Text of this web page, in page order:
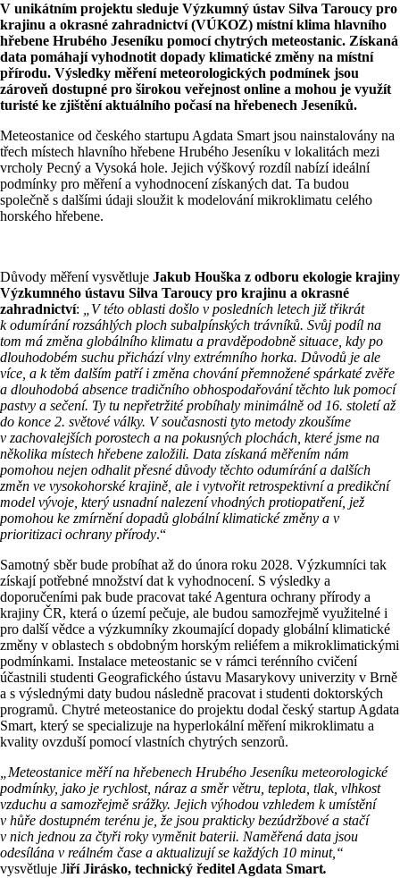
V unikátním projektu sleduje Výzkumný ústav Silva Taroucy pro
krajinu a okrasné zahradnictví (VÚKOZ) místní klima hlavního
hřebene Hrubého Jeseníku pomocí chytrých meteostanic. Získaná
data pomáhají vyhodnotit dopady klimatické změny na místní
přírodu. Výsledky měření meteorologických podmínek jsou
zároveň dostupné pro širokou veřejnost online a mohou je využít
turisté ke zjištění aktuálního počasí na hřebenech Jeseníků.
Meteostanice od českého startupu Agdata Smart jsou nainstalovány na
třech místech hlavního hřebene Hrubého Jeseníku v lokalitách mezi
vrcholy Pecný a Vysoká hole. Jejich výškový rozdíl nabízí ideální
podmínky pro měření a vyhodnocení získaných dat. Ta budou
společně s dalšími údaji sloužit k modelování mikroklimatu celého
horského hřebene.
Důvody měření vysvětluje Jakub Houška z odboru ekologie krajiny
Výzkumného ústavu Silva Taroucy pro krajinu a okrasné
zahradnictví:
„V této oblasti došlo v posledních letech již třikrát
k odumírání rozsáhlých ploch subalpínských trávníků. Svůj podíl na
tom má změna globálního klimatu a pravděpodobně situace, kdy po
dlouhodobém suchu přichází vlny extrémního horka. Důvodů je ale
více, a k těm dalším patří i změna chování přemnožené spárkaté zvěře
a dlouhodobá absence tradičního obhospodařování těchto luk pomocí
pastvy a sečení. Ty tu nepřetržité probíhaly minimálně od 16. století až
do konce 2. světové války. V současnosti tyto metody zkoušíme
v zachovalejších porostech a na pokusných plochách, které jsme na
několika místech hřebene založili. Data získaná měřením nám
pomohou nejen odhalit přesné důvody těchto odumírání a dalších
změn ve vysokohorské krajině, ale i vytvořit retrospektivní a predikční
model vývoje, který usnadní nalezení vhodných protiopatření, jež
pomohou ke zmírnění dopadů globální klimatické změny a v
prioritizaci ochrany přírody.“
Samotný sběr bude probíhat až do února roku 2028. Výzkumníci tak
získají potřebné množství dat k vyhodnocení. S výsledky a
doporučeními pak bude pracovat také Agentura ochrany přírody a
krajiny ČR, která o území pečuje, ale budou samozřejmě využitelné i
pro další vědce a výzkumníky zkoumající dopady globální klimatické
změny v oblastech s obdobným horským reliéfem a mikroklimatickými
podmínkami. Instalace meteostanic se v rámci terénního cvičení
účastnili studenti Geografického ústavu Masarykovy univerzity v Brně
a s výslednými daty budou následně pracovat i studenti doktorských
programů. Chytré meteostanice do projektu dodal český startup Agdata
Smart, který se specializuje na hyperlokální měření mikroklimatu a
kvality ovzduší pomocí vlastních chytrých senzorů.
„Meteostanice měří na hřebenech Hrubého Jeseníku meteorologické
podmínky, jako je rychlost, náraz a směr větru, teplota, tlak, vlhkost
vzduchu a samozřejmě srážky. Jejich výhodou vzhledem k umístění
v hůře dostupném terénu je, že jsou prakticky bezúdržbové a stačí
v nich jednou za čtyři roky vyměnit baterii. Naměřená data jsou
odesílána v reálném čase a aktualizují se každých 10 minut,“
vysvětluje Jiří Jirásko, technický ředitel Agdata Smart.